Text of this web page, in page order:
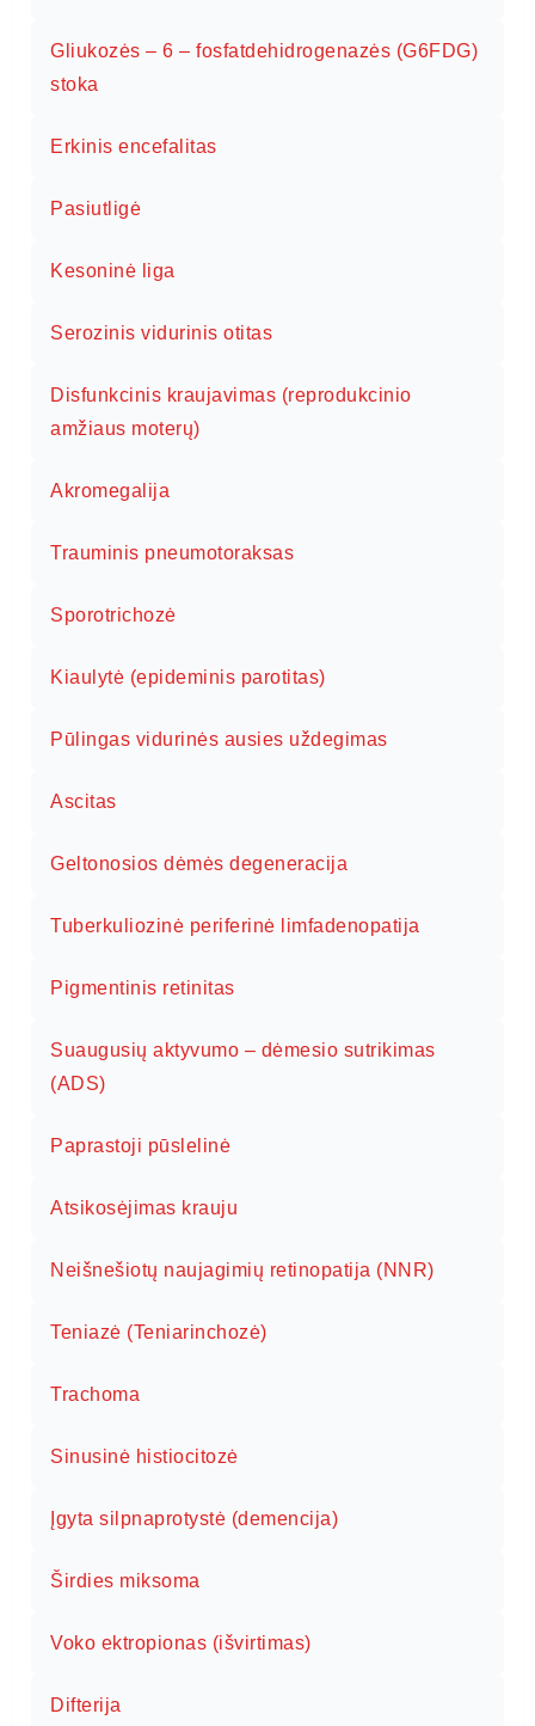
Gliukozės – 6 – fosfatdehidrogenazės (G6FDG)
stoka
Erkinis encefalitas
Pasiutligė
Kesoninė liga
Serozinis vidurinis otitas
Disfunkcinis kraujavimas (reprodukcinio
amžiaus moterų)
Akromegalija
Trauminis pneumotoraksas
Sporotrichozė
Kiaulytė (epideminis parotitas)
Pūlingas vidurinės ausies uždegimas
Ascitas
Geltonosios dėmės degeneracija
Tuberkuliozinė periferinė limfadenopatija
Pigmentinis retinitas
Suaugusių aktyvumo – dėmesio sutrikimas
(ADS)
Paprastoji pūslelinė
Atsikosėjimas krauju
Neišnešiotų naujagimių retinopatija (NNR)
Teniazė (Teniarinchozė)
Trachoma
Sinusinė histiocitozė
Įgyta silpnaprotystė (demencija)
Širdies miksoma
Voko ektropionas (išvirtimas)
Difterija